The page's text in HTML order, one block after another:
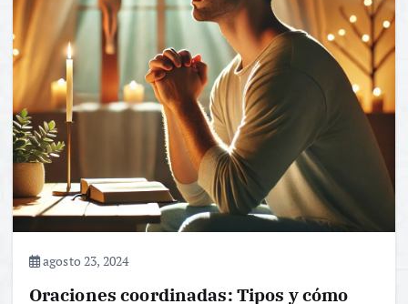
agosto 23, 2024
Oraciones coordinadas: Tipos y cómo